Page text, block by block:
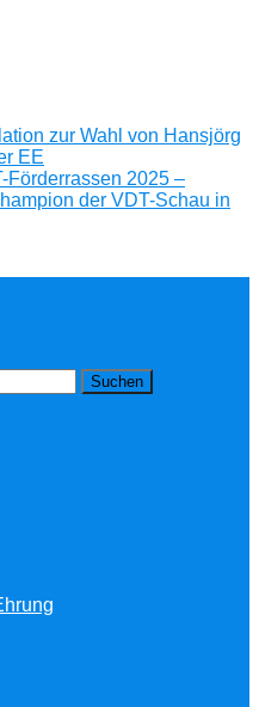
zur Wahl von Hansjörg
EE
Förderrassen 2025 –
der VDT-Schau in